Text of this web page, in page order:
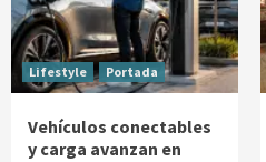
Lifestyle Portada
Vehículos conectables
y carga avanzan en